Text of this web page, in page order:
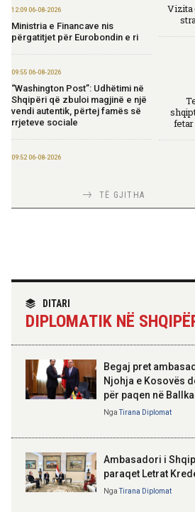
12:09 06-08-2026
Ministria e Financave nis
përgatitjet për Eurobondin e ri
09:55 06-08-2026
“Washington Post”: Udhëtimi në
Shqipëri që zbuloi magjinë e një
vendi autentik, përtej famës së
rrjeteve sociale
09:52 06-08-2026
vendimeve të gjykatave
miliardë lekë në vit
17:26 05-08-2026
Nufi: Investim për zhvillimin e
17:24 05-08-2026
ekipet shqiptare për shpëtimin e
TË GJITHA
Vizita
DITARI
DIPLOMATIK NË
Begaj pret
Njohja e Kosovës
për paqen në
NgaTirana Diplomat
Ambasadori i
paraqet Letrat
NgaTirana Diplomat